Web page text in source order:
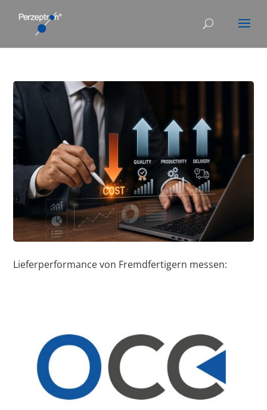
Lieferperformance von Fremdfertigern messen: